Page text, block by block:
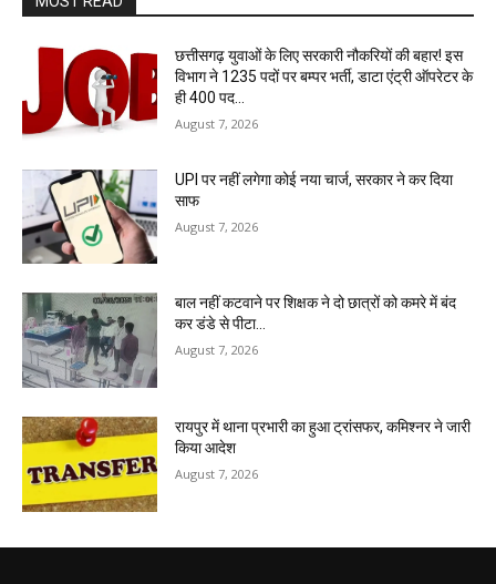
छत्तीसगढ़ युवाओं के लिए सरकारी नौकरियों की बहार! इस
विभाग ने 1235 पदों पर बम्पर भर्ती, डाटा एंट्री ऑपरेटर के
ही 400 पद…
August 7, 2026
UPI पर नहीं लगेगा कोई नया चार्ज, सरकार ने कर दिया
साफ
August 7, 2026
बाल नहीं कटवाने पर शिक्षक ने दो छात्रों को कमरे में बंद
कर डंडे से पीटा…
August 7, 2026
रायपुर में थाना प्रभारी का हुआ ट्रांसफर, कमिश्नर ने जारी
किया आदेश
August 7, 2026